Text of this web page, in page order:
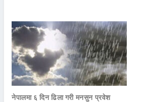
नेपालमा ६ दिन ढिला गरी मनसुन प्रवेश